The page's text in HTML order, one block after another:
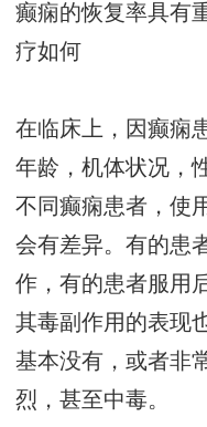
癫痫的恢复率具有
疗如何
在临床上，因癫痫
年龄，机体状况，
不同癫痫患者，使
会有差异。有的患
作，有的患者服用
其毒副作用的表现
基本没有，或者非
烈，甚至中毒。